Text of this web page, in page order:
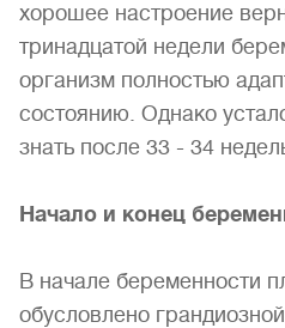
хорошее настрое­ние
тринадцатой недели
организм полностью
состоянию. Однако
знать после 33 - 34
Начало и конец
В начале беременности
обусловлено